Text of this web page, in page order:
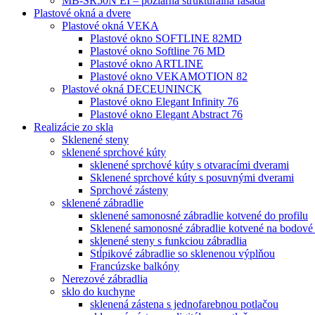
Plastové okná a dvere
Plastové okná VEKA
Plastové okno SOFTLINE 82MD
Plastové okno Softline 76 MD
Plastové okno ARTLINE
Plastové okno VEKAMOTION 82
Plastové okná DECEUNINCK
Plastové okno Elegant Infinity 76
Plastové okno Elegant Abstract 76
Realizácie zo skla
Sklenené steny
sklenené sprchové kúty
sklenené sprchové kúty s otvaracími dverami
Sklenené sprchové kúty s posuvnými dverami
Sprchové zásteny
sklenené zábradlie
sklenené samonosné zábradlie kotvené do profilu
Sklenené samonosné zábradlie kotvené na
sklenené steny s funkciou zábradlia
Stĺpikové zábradlie so sklenenou výplňou
Francúzske balkóny
Nerezové zábradlia
sklo do kuchyne
sklenená zástena s jednofarebnou potlačou